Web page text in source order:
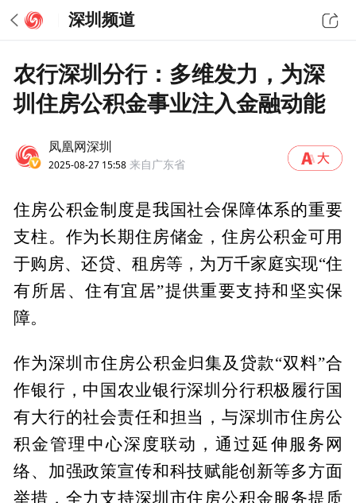
深圳频道
农行深圳分行：多维发力，为深
圳住房公积金事业注入金融动能
凤凰网深圳
2025-08-27 15:58 来自广东省
住房公积金制度是我国社会保障体系的重要
支柱。作为长期住房储金，住房公积金可用
于购房、还贷、租房等，为万千家庭实现“住
有所居、住有宜居”提供重要支持和坚实保
障。
作为深圳市住房公积金归集及贷款“双料”合
作银行，中国农业银行深圳分行积极履行国
有大行的社会责任和担当，与深圳市住房公
积金管理中心深度联动，通过延伸服务网
络、加强政策宣传和科技赋能创新等多方面
举措，全力支持深圳市住房公积金服务提质